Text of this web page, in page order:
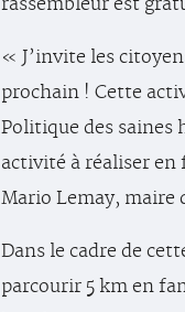
« J’invite les
prochain ! Cette
Politique des saines
activité à réaliser
Mario Lemay, maire
Dans le cadre de
parcourir 5 km en